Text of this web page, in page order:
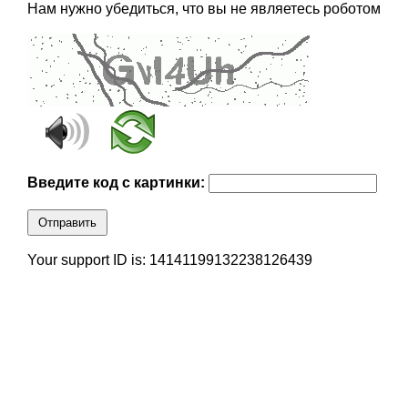
Нам нужно убедиться, что вы не являетесь роботом
Введите код с картинки:
Отправить
Your support ID is: 14141199132238126439